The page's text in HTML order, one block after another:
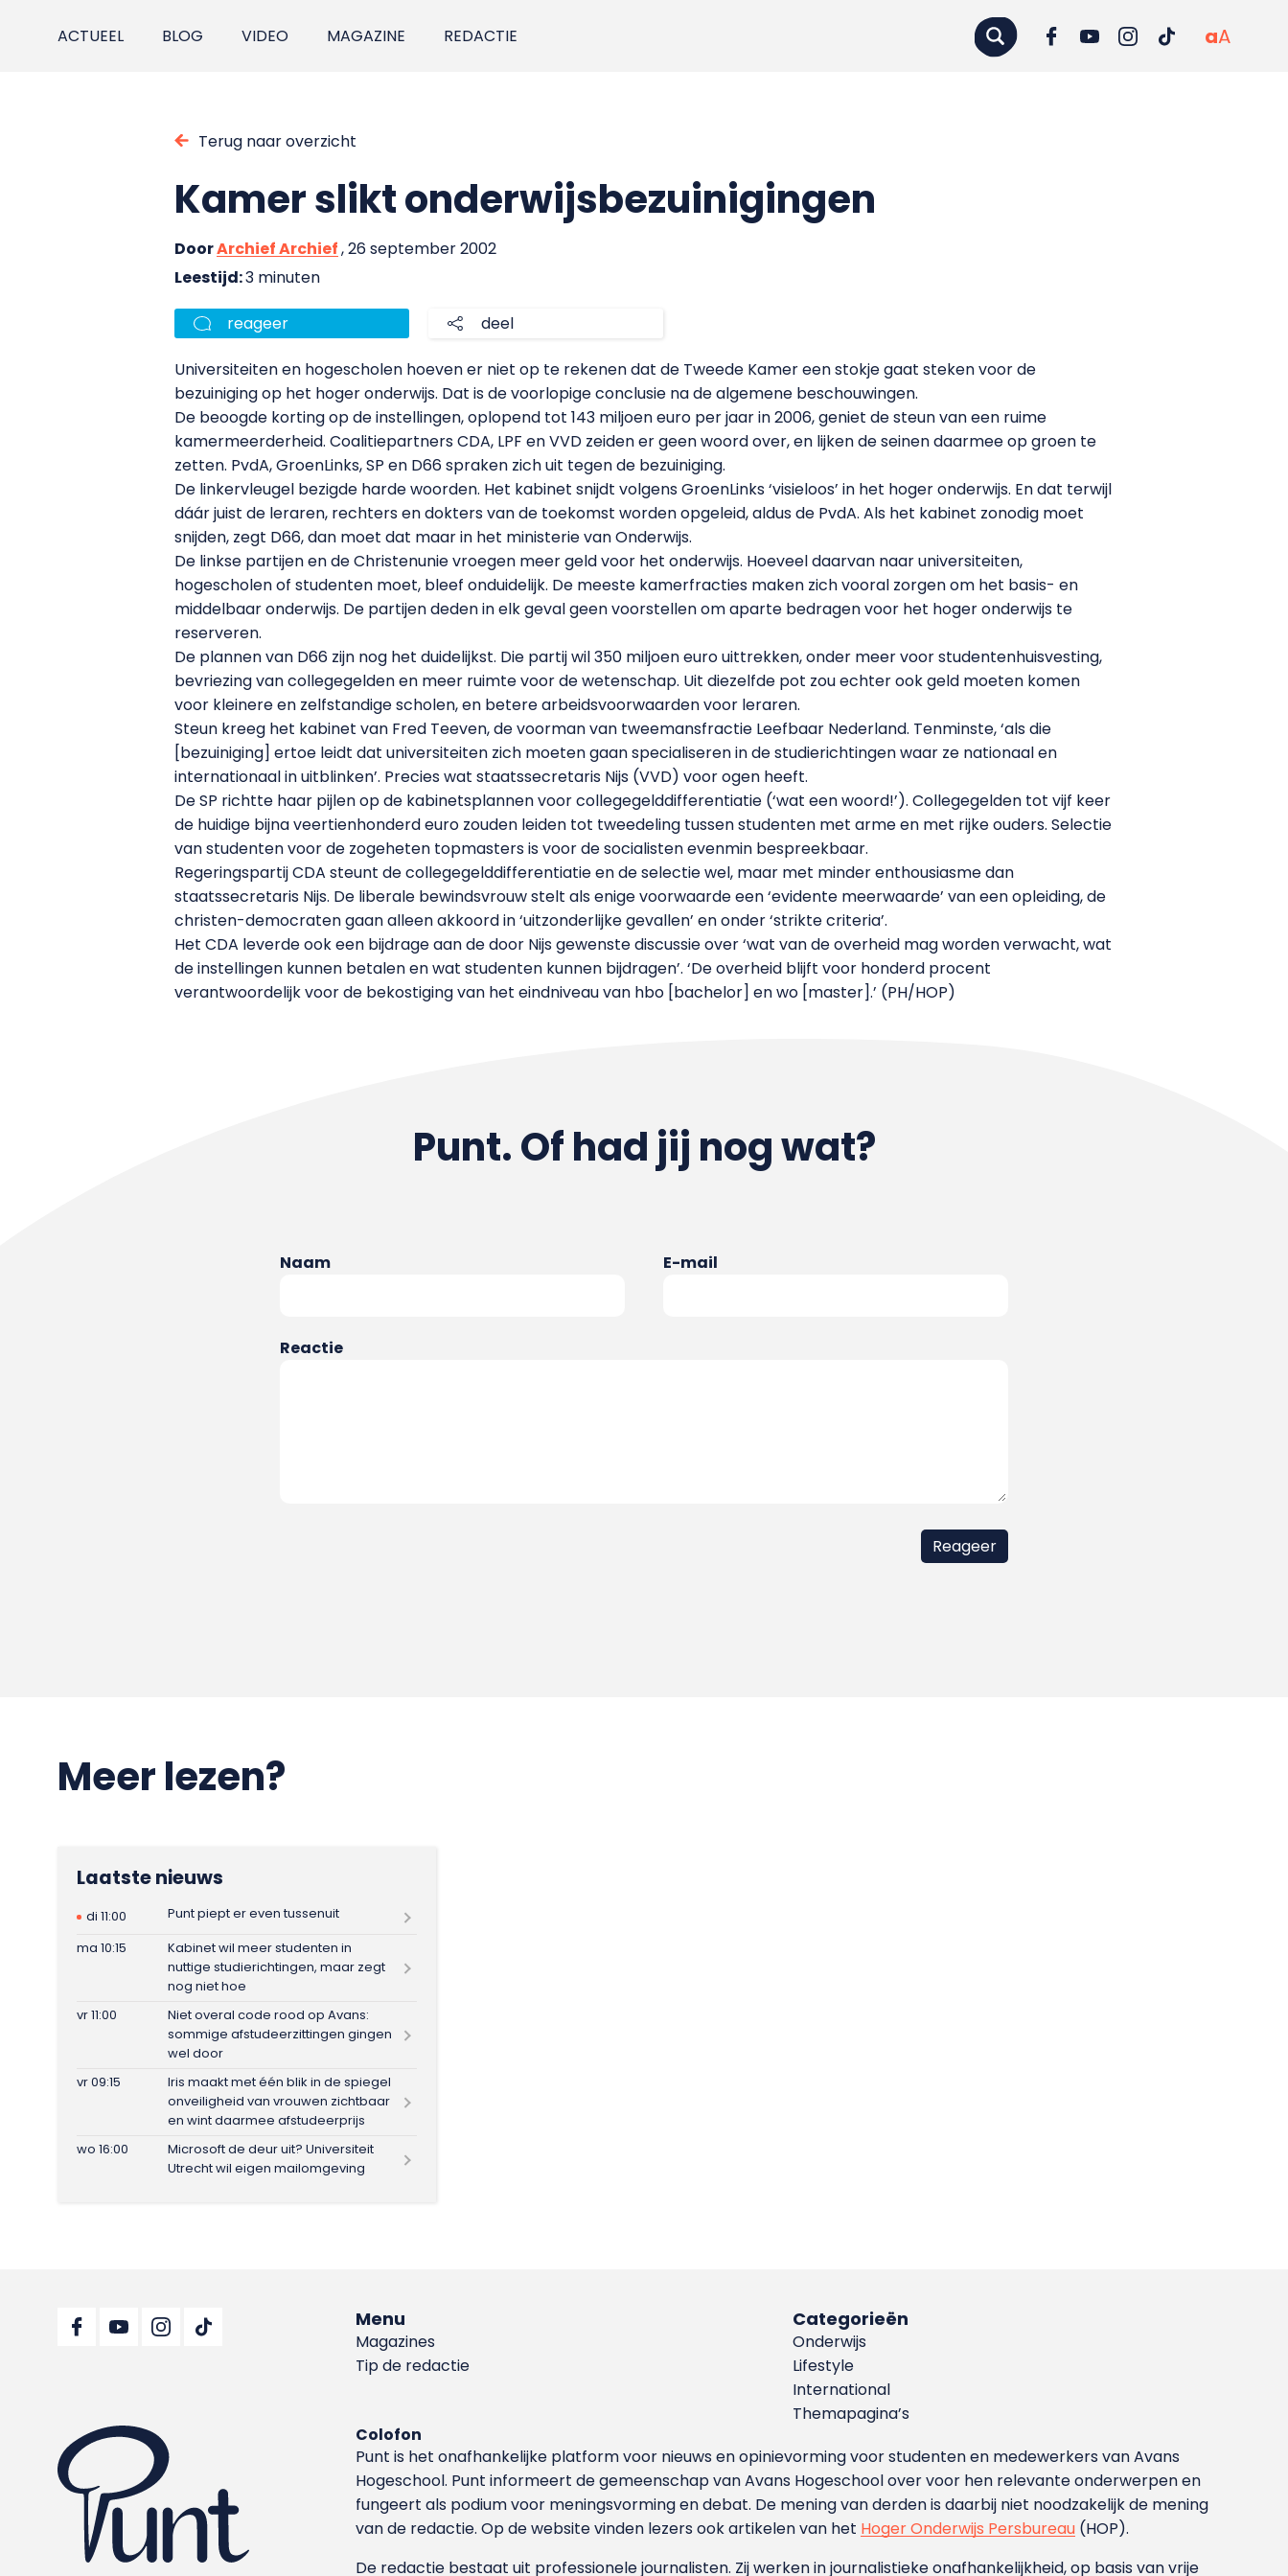
ACTUEEL BLOG VIDEO MAGAZINE REDACTIE aA
Terug naar overzicht
Kamer slikt onderwijsbezuinigingen
DoorArchief Archief, 26 september 2002
Leestijd:3 minuten
reageer deel
Universiteiten en hogescholen hoeven er niet op te rekenen dat de Tweede Kamer een stokje gaat steken voor de
bezuiniging op het hoger onderwijs. Dat is de voorlopige conclusie na de algemene beschouwingen.
De beoogde korting op de instellingen, oplopend tot 143 miljoen euro per jaar in 2006, geniet de steun van een ruime
kamermeerderheid. Coalitiepartners CDA, LPF en VVD zeiden er geen woord over, en lijken de seinen daarmee op groen te
zetten. PvdA, GroenLinks, SP en D66 spraken zich uit tegen de bezuiniging.
De linkervleugel bezigde harde woorden. Het kabinet snijdt volgens GroenLinks ‘visieloos’ in het hoger onderwijs. En dat terwijl
dáár juist de leraren, rechters en dokters van de toekomst worden opgeleid, aldus de PvdA. Als het kabinet zonodig moet
snijden, zegt D66, dan moet dat maar in het ministerie van Onderwijs.
De linkse partijen en de Christenunie vroegen meer geld voor het onderwijs. Hoeveel daarvan naar universiteiten,
hogescholen of studenten moet, bleef onduidelijk. De meeste kamerfracties maken zich vooral zorgen om het basis- en
middelbaar onderwijs. De partijen deden in elk geval geen voorstellen om aparte bedragen voor het hoger onderwijs te
reserveren.
De plannen van D66 zijn nog het duidelijkst. Die partij wil 350 miljoen euro uittrekken, onder meer voor studentenhuisvesting,
bevriezing van collegegelden en meer ruimte voor de wetenschap. Uit diezelfde pot zou echter ook geld moeten komen
voor kleinere en zelfstandige scholen, en betere arbeidsvoorwaarden voor leraren.
Steun kreeg het kabinet van Fred Teeven, de voorman van tweemansfractie Leefbaar Nederland. Tenminste, ‘als die
[bezuiniging] ertoe leidt dat universiteiten zich moeten gaan specialiseren in de studierichtingen waar ze nationaal en
internationaal in uitblinken’. Precies wat staatssecretaris Nijs (VVD) voor ogen heeft.
De SP richtte haar pijlen op de kabinetsplannen voor collegegelddifferentiatie (‘wat een woord!’). Collegegelden tot vijf keer
de huidige bijna veertienhonderd euro zouden leiden tot tweedeling tussen studenten met arme en met rijke ouders. Selectie
van studenten voor de zogeheten topmasters is voor de socialisten evenmin bespreekbaar.
Regeringspartij CDA steunt de collegegelddifferentiatie en de selectie wel, maar met minder enthousiasme dan
staatssecretaris Nijs. De liberale bewindsvrouw stelt als enige voorwaarde een ‘evidente meerwaarde’ van een opleiding, de
christen-democraten gaan alleen akkoord in ‘uitzonderlijke gevallen’ en onder ‘strikte criteria’.
Het CDA leverde ook een bijdrage aan de door Nijs gewenste discussie over ‘wat van de overheid mag worden verwacht, wat
de instellingen kunnen betalen en wat studenten kunnen bijdragen’. ‘De overheid blijft voor honderd procent
verantwoordelijk voor de bekostiging van het eindniveau van hbo [bachelor] en wo [master].’ (PH/HOP)
Punt. Of had jij nog wat?
Naam E-mail
Reactie
Meer lezen?
Laatste nieuws
di 11:00
Punt piept er even tussenuit
ma 10:15
Kabinet wil meer studenten in
nuttige studierichtingen, maar zegt
nog niet hoe
vr 11:00
Niet overal code rood op Avans:
sommige afstudeerzittingen gingen
wel door
vr 09:15
Iris maakt met één blik in de spiegel
onveiligheid van vrouwen zichtbaar
en wint daarmee afstudeerprijs
wo 16:00
Microsoft de deur uit? Universiteit
Utrecht wil eigen mailomgeving
Menu
Magazines
Tip de redactie
Categorieën
Onderwijs
Lifestyle
International
Themapagina’s
Colofon
Punt is het onafhankelijke platform voor nieuws en opinievorming voor studenten en medewerkers van Avans
Hoge­school. Punt informeert de gemeenschap van Avans Hogeschool over voor hen relevante onderwerpen en
fungeert als podium voor meningsvorming en debat. De mening van derden is daarbij niet noodzakelijk de mening
van de redactie. Op de website vinden lezers ook artikelen van het Hoger Onderwijs Persbureau (HOP).
De redactie bestaat uit professionele journalisten. Zij werken in journalistieke onafhankelijkheid, op basis van vrije